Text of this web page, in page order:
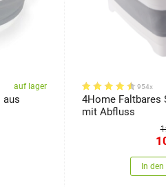
auf lager
aus
954x
4Home Faltbares
mit Abfluss
In